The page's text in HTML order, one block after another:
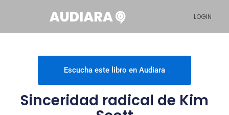
LOGIN
Escucha este libro en Audiara
Sinceridad radical de Kim